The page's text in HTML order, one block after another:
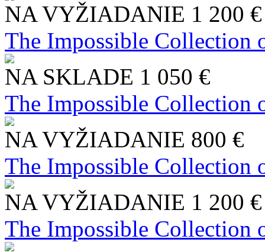
NA VYŽIADANIE 1 200 €
The Impossible Collection
NA SKLADE 1 050 €
The Impossible Collection
NA VYŽIADANIE 800 €
The Impossible Collection
NA VYŽIADANIE 1 200 €
The Impossible Collection